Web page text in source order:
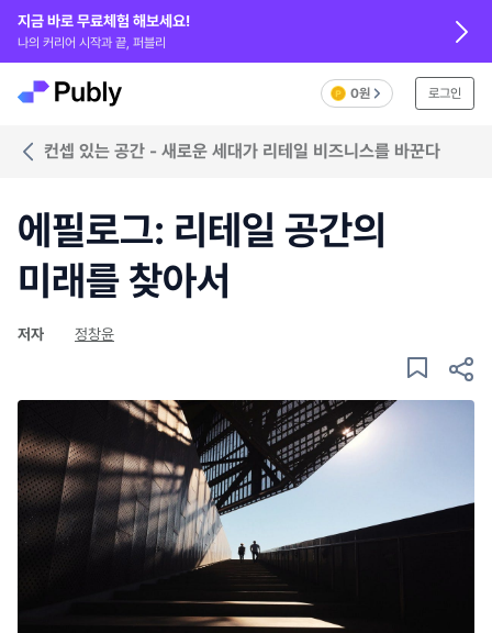
지금 바로 무료체험 해보세요!
나의 커리어 시작과 끝, 퍼블리
0원 로그인
컨셉 있는 공간 - 새로운 세대가 리테일 비즈니스를 바꾼다
에필로그: 리테일 공간의
미래를 찾아서
저자 정창윤